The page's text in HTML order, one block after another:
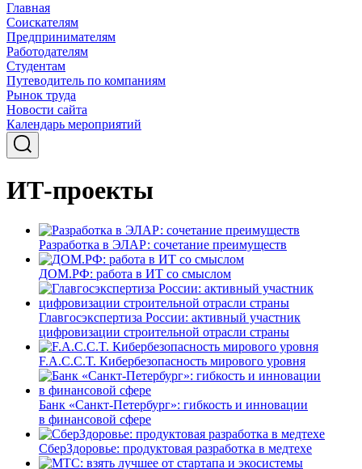
Главная
Соискателям
Предпринимателям
Работодателям
Студентам
Путеводитель по компаниям
Рынок труда
Новости сайта
Календарь мероприятий
ИТ-проекты
Разработка в ЭЛАР: сочетание преимуществ
ДОМ.РФ: работа в ИТ со смыслом
Главгосэкспертиза России: активный участник
цифровизации строительной отрасли страны
F.A.C.C.T. Кибербезопасность мирового уровня
Банк «Санкт-Петербург»: гибкость и инновации
в финансовой сфере
СберЗдоровье: продуктовая разработка в медтехе